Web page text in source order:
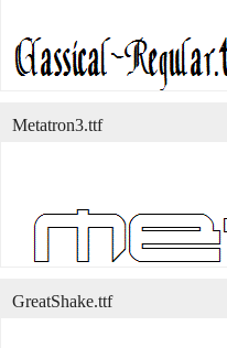
Metatron3.ttf
GreatShake.ttf